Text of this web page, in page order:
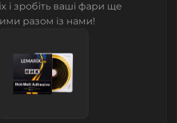
і зробіть ваші фари ще
разом із нами!